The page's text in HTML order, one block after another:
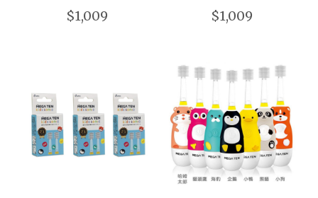
$1,009 $1,009